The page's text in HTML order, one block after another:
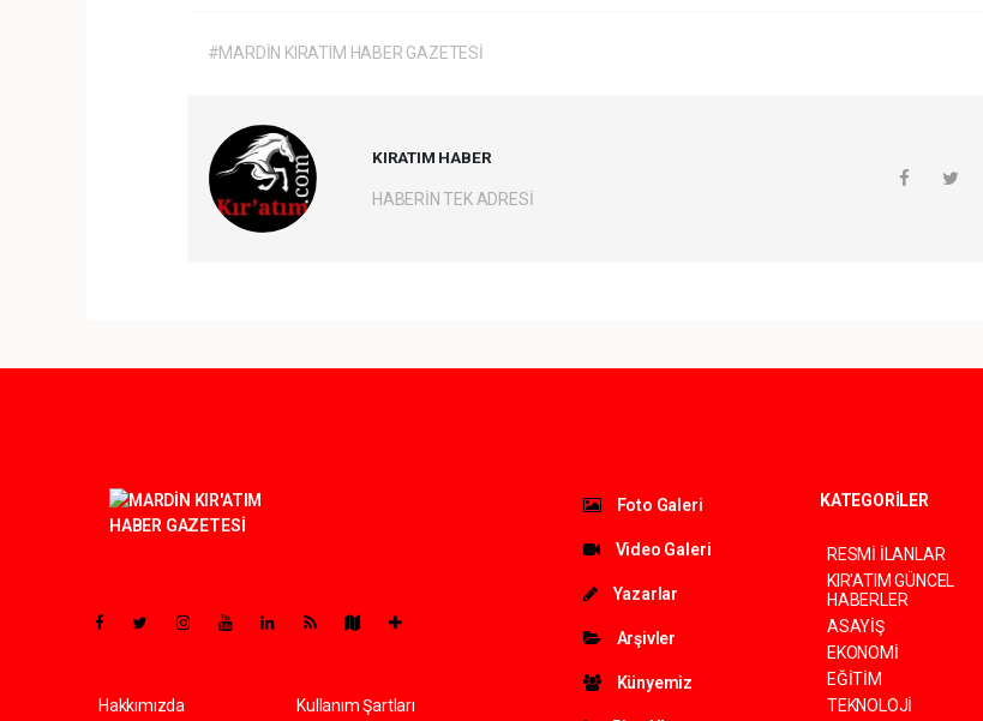
#MARDİN KIRATIM HABER GAZETESİ
KIRATIM HABER
HABERİN TEK ADRESİ
Hakkımızda Kullanım Şartları
Foto Galeri
Video Galeri
Yazarlar
Arşivler
Künyemiz
KATEGORİLER
RESMİ İLANLAR
KIR'ATIM GÜNCEL
HABERLER
ASAYİŞ
EKONOMİ
EĞİTİM
TEKNOLOJİ